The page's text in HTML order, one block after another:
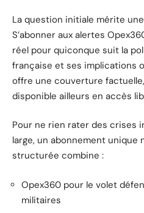
La question initiale mérite
S’abonner aux alertes
réel pour quiconque suit la
française et ses implications
offre une couverture
disponible ailleurs en accès
Pour ne rien rater des crises
large, un abonnement unique
structurée combine :
Opex360 pour le volet
militaires